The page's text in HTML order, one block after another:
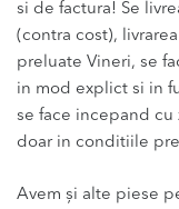
si de factura! Se
(contra cost),
preluate Vineri, se
in mod explict si in
se face incepand
doar in conditiile
Avem și alte piese